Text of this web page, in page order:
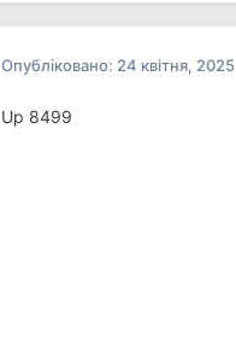
Опубліковано: 24 квітня, 2025
Up 8499